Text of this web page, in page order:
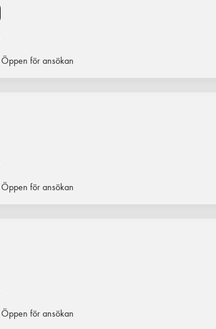
Öppen för ansökan
Öppen för ansökan
Öppen för ansökan